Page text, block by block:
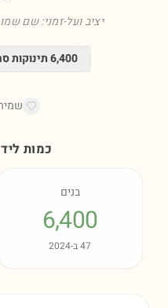
יציב ועל-זמני: שם
6,400תינוקות
כמות
בנים
6,400
47ב-2024